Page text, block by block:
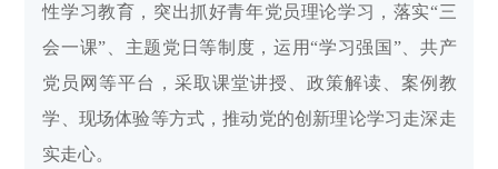
性学习教育，突出抓好青年党员理论学习，落实“三
会一课”、主题党日等制度，运用“学习强国”、共产
党员网等平台，采取课堂讲授、政策解读、案例教
学、现场体验等方式，推动党的创新理论学习走深走
实走心。